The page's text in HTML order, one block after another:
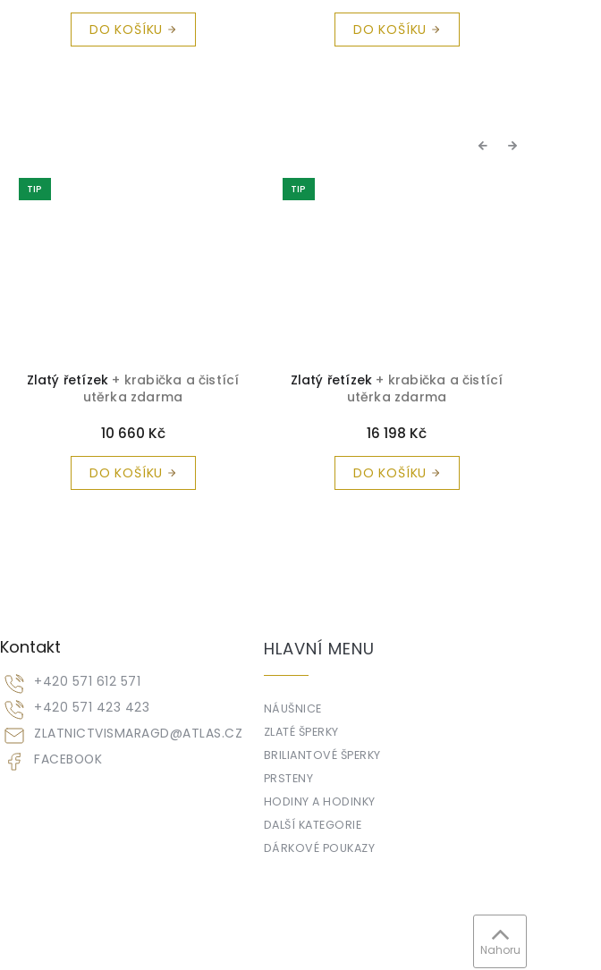
DO KOŠÍKU DO KOŠÍKU
Previous
TIP
Zlatý řetízek + krabička a čistící
utěrka zdarma
10 660 Kč
DO KOŠÍKU
TIP
Zlatý řetízek + krabička a čistící
utěrka zdarma
16 198 Kč
DO KOŠÍKU
Next
Kontakt
ZLATNICTVISMARAGD@ATLAS.CZ
+420 571 612 571
+420 571 423 423
FACEBOOK
HLAVNÍ MENU
NÁUŠNICE
ZLATÉ ŠPERKY
BRILIANTOVÉ ŠPERKY
PRSTENY
HODINY A HODINKY
DALŠÍ KATEGORIE
DÁRKOVÉ POUKAZY
Nahoru